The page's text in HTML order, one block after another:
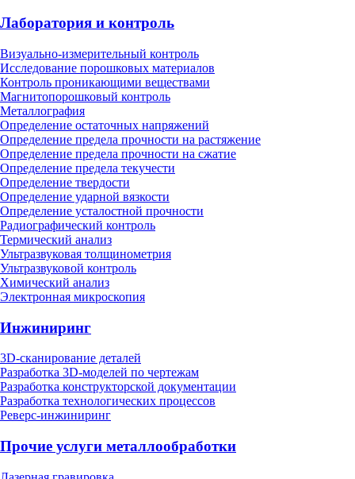
Лаборатория и контроль
Визуально-измерительный контроль
Исследование порошковых материалов
Контроль проникающими веществами
Магнитопорошковый контроль
Металлография
Определение остаточных напряжений
Определение предела прочности на растяжение
Определение предела прочности на сжатие
Определение предела текучести
Определение твердости
Определение ударной вязкости
Определение усталостной прочности
Радиографический контроль
Термический анализ
Ультразвуковая толщинометрия
Ультразвуковой контроль
Химический анализ
Электронная микроскопия
Инжиниринг
3D-сканирование деталей
Разработка 3D-моделей по чертежам
Разработка конструкторской документации
Разработка технологических процессов
Реверс-инжиниринг
Прочие услуги металлообработки